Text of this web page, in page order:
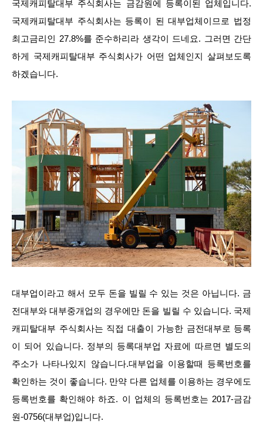
국제캐피탈대부 주식회사는 금감원에 등록이된 업체입니다.
국제캐피탈대부 주식회사는 등록이 된 대부업체이므로 법정
최고금리인 27.8%를 준수하리라 생각이 드네요. 그러면 간단
하게 국제캐피탈대부 주식회사가 어떤 업체인지 살펴보도록
하겠습니다.
대부업이라고 해서 모두 돈을 빌릴 수 있는 것은 아닙니다. 금
전대부와 대부중개업의 경우에만 돈을 빌릴 수 있습니다. 국제
캐피탈대부 주식회사는 직접 대출이 가능한 금전대부로 등록
이 되어 있습니다. 정부의 등록대부업 자료에 따르면 별도의
주소가 나타나있지 않습니다.대부업을 이용할때 등록번호를
확인하는 것이 좋습니다. 만약 다른 업체를 이용하는 경우에도
등록번호를 확인해야 하죠. 이 업체의 등록번호는 2017-금감
원-0756(대부업)입니다.